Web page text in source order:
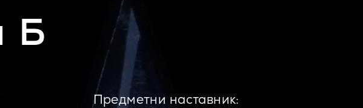
Б
Предметни наставник: